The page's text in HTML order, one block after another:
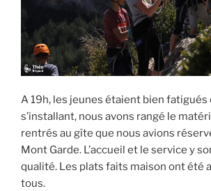
A 19h, les jeunes étaient bien fatigués
s’installant, nous avons rangé le
rentrés au gîte que nous avions
Mont Garde. L’accueil et le service y
qualité. Les plats faits maison ont été
tous.